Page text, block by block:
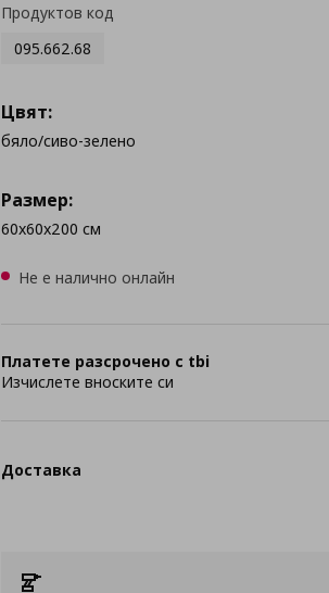
Продуктов код
095.662.68
Цвят:
бяло/сиво-зелено
Размер:
60x60x200 см
Не е налично онлайн
Платете разсрочено с tbi
Изчислете вноските си
Доставка